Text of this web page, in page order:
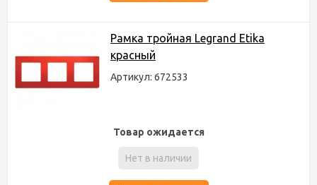
Рамка тройная Legrand Etika
красный
Артикул: 672533
Товар ожидается
Нет в наличии